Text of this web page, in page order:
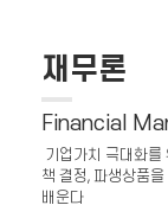
재무론
Financial
기업가치 극대화
책 결정, 파생상품
배운다